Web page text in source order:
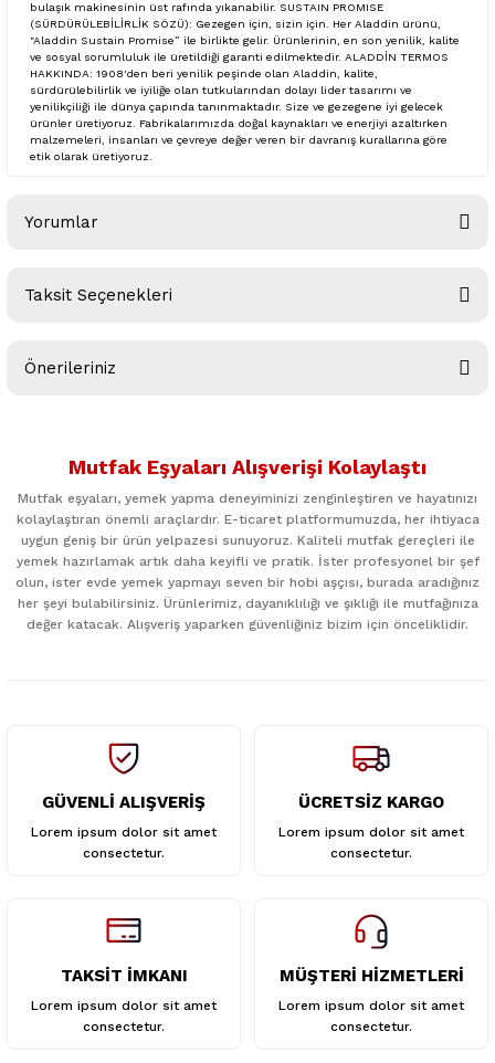
bulaşık makinesinin üst rafında yıkanabilir. SUSTAIN PROMISE
(SÜRDÜRÜLEBİLİRLİK SÖZÜ): Gezegen için, sizin için. Her Aladdin ürünü,
"Aladdin Sustain Promise” ile birlikte gelir. Ürünlerinin, en son yenilik, kalite
ve sosyal sorumluluk ile üretildiği garanti edilmektedir. ALADDİN TERMOS
HAKKINDA: 1908'den beri yenilik peşinde olan Aladdin, kalite,
sürdürülebilirlik ve iyiliğe olan tutkularından dolayı lider tasarımı ve
yenilikçiliği ile dünya çapında tanınmaktadır. Size ve gezegene iyi gelecek
ürünler üretiyoruz. Fabrikalarımızda doğal kaynakları ve enerjiyi azaltırken
malzemeleri, insanları ve çevreye değer veren bir davranış kurallarına göre
etik olarak üretiyoruz.
Yorumlar
Taksit Seçenekleri
Önerileriniz
kullanarak tarafımıza iletebilirsiniz.
Ürün resmi kalitesiz, bozuk veya görüntülenemiyor.
Ürün açıklamasında eksik bilgiler bulunuyor.
Ürün bilgilerinde hatalar bulunuyor.
Ürün fiyatı diğer sitelerden daha pahalı.
Mutfak Eşyaları Alışverişi Kolaylaştı
Mutfak eşyaları, yemek yapma deneyiminizi zenginleştiren ve hayatınızı
kolaylaştıran önemli araçlardır. E-ticaret platformumuzda, her ihtiyaca
uygun geniş bir ürün yelpazesi sunuyoruz. Kaliteli mutfak gereçleri ile
yemek hazırlamak artık daha keyifli ve pratik. İster profesyonel bir şef
olun, ister evde yemek yapmayı seven bir hobi aşçısı, burada aradığınız
her şeyi bulabilirsiniz. Ürünlerimiz, dayanıklılığı ve şıklığı ile mutfağınıza
değer katacak. Alışveriş yaparken güvenliğiniz bizim için önceliklidir.
GÜVENLİ ALIŞVERİŞ
Lorem ipsum dolor sit amet
consectetur.
ÜCRETSİZ KARGO
Lorem ipsum dolor sit amet
consectetur.
TAKSİT İMKANI
Lorem ipsum dolor sit amet
consectetur.
MÜŞTERİ HİZMETLERİ
Lorem ipsum dolor sit amet
consectetur.